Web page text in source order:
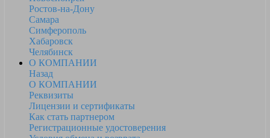
Ростов-на-Дону
Самара
Симферополь
Хабаровск
Челябинск
О КОМПАНИИ
Назад
О КОМПАНИИ
Реквизиты
Лицензии и сертификаты
Как стать партнером
Регистрационные удостоверения